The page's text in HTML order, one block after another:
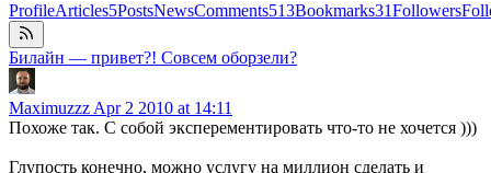
ProfileArticles5PostsNewsComments513Bookmarks31Followers
Билайн — привет?! Совсем оборзели?
Maximuzzz Apr 2 2010 at 14:11
Похоже так. С собой эксперементировать что-то не хочется )))
Глупость конечно, можно услугу на миллион сделать и